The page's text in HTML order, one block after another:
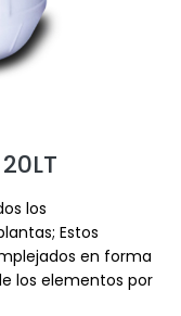
los
Estos
en forma
los elementos por